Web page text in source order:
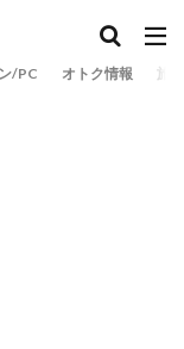
/PC オトク情報 旅